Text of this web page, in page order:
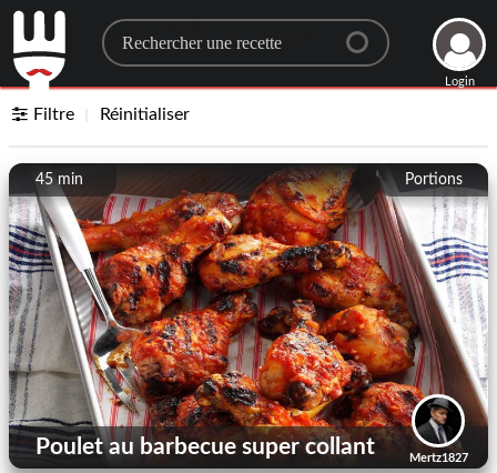
Search for a recipe
Login
Filtre Réinitialiser
Portions
45 min
Mertz1827
Poulet au barbecue super collant